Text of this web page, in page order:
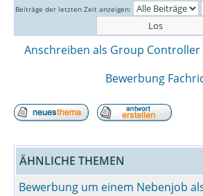
Beiträge der letzten Zeit anzeigen:
Anschreiben als Group Controller
Bewerbung
ÄHNLICHE THEMEN
Bewerbung um einem Nebenjob